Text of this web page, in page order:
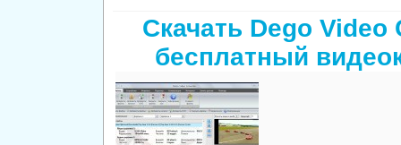
Скачать Dego Video
бесплатный